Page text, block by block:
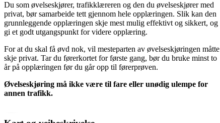
Du som øvelseskjører, trafikklæreren og den du øvelseskjører med
privat, bør samarbeide tett gjennom hele opplæringen. Slik kan den
grunnleggende opplæringen skje mest mulig effektivt og sikkert, og
gi et godt utgangspunkt for videre opplæring.
For at du skal få øvd nok, vil mesteparten av øvelseskjøringen måtte
skje privat. Tar du førerkortet for første gang, bør du bruke minst to
år på opplæringen før du går opp til førerprøven.
Øvelseskjøring må ikke være til fare eller unødig ulempe for
annen trafikk.